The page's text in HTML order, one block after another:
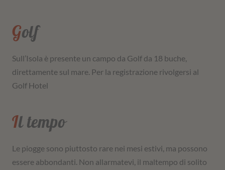
Golf
Sull’Isola è presente un campo da Golf da 18 buche,
direttamente sul mare. Per la registrazione rivolgersi al
Golf Hotel
Il tempo
Le piogge sono piuttosto rare nei mesi estivi, ma possono
essere abbondanti. Non allarmatevi, il maltempo di solito